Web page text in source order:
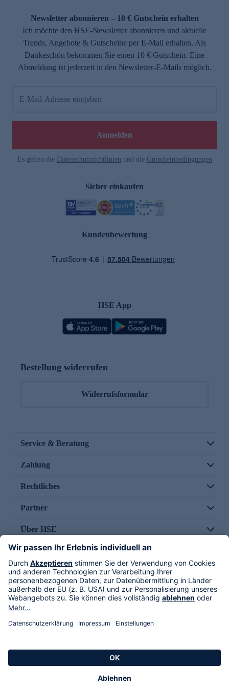
Newsletter abonnieren – 10 € Gutschein erhalten
Ich möchte den HSE-Newsletter abonnieren und aktuelle
Trends, Angebote & Gutscheine per E-Mail erhalten. Als
Dankeschön bekommen Sie einen 10 € Gutschein. Eine
Abmeldung ist jederzeit in den Newsletter-E-Mails möglich.
E-Mail-Adresse eingeben
Anmelden
Es gelten die Datenschutzrichtlinien und die Gutscheinbedingungen
Sicher einkaufen
Kundenbewertung
HSE App
Bestellung widerrufen
Widerrufsformular
Service & Beratung
Zahlung
Rechtliches
Partner
Über HSE
Im TV
HSE International